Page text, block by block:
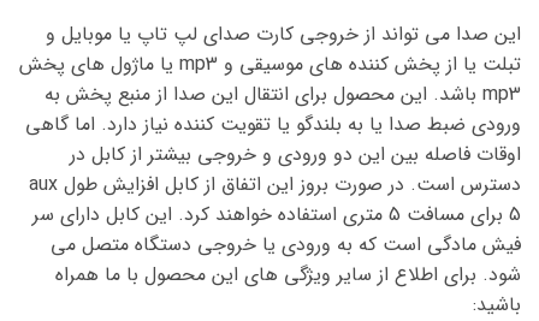
این صدا می تواند از خروجی کارت صدای لپ تاپ یا موبایل و
تبلت یا از پخش کننده های موسیقی و mp3 یا ماژول های پخش
mp3 باشد. این محصول برای انتقال این صدا از منبع پخش به
ورودی ضبط صدا یا به بلندگو یا تقویت کننده نیاز دارد. اما گاهی
اوقات فاصله بین این دو ورودی و خروجی بیشتر از کابل در
دسترس است. در صورت بروز این اتفاق از کابل افزایش طول aux
5 برای مسافت 5 متری استفاده خواهند کرد. این کابل دارای سر
فیش مادگی است که به ورودی یا خروجی دستگاه متصل می
شود. برای اطلاع از سایر ویژگی های این محصول با ما همراه
باشید: